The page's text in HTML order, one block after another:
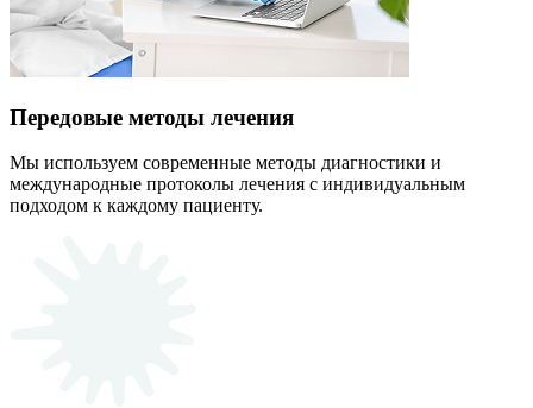
Передовые методы лечения
Мы используем современные методы диагностики и
международные протоколы лечения с индивидуальным
подходом к каждому пациенту.